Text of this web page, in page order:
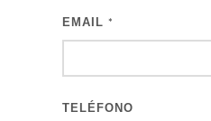
EMAIL *
TELÉFONO